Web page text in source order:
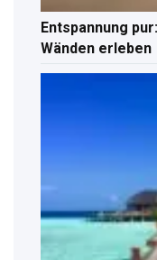
Entspannung
Wänden erleben